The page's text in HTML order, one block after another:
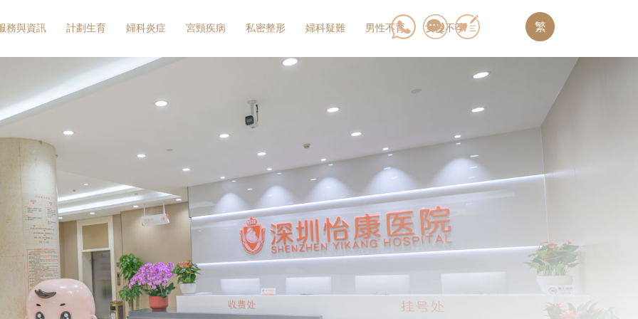
務與資訊 計劃生育 婦科炎症 宮頸疾病 私密整形 婦科疑難 男性不育 女性不孕 繁